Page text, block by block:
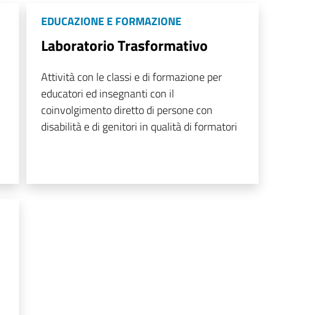
EDUCAZIONE E FORMAZIONE
Laboratorio Trasformativo
Attività con le classi e di formazione per
educatori ed insegnanti con il
coinvolgimento diretto di persone con
disabilità e di genitori in qualità di formatori